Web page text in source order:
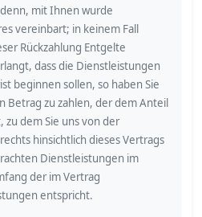
mit Ihnen wurde
vereinbart; in keinem Fall
Rückzahlung Entgelte
dass die Dienstleistungen
beginnen sollen, so haben Sie
Betrag zu zahlen, der dem Anteil
dem Sie uns von der
hinsichtlich dieses Vertrags
Dienstleistungen im
der im Vertrag
entspricht.